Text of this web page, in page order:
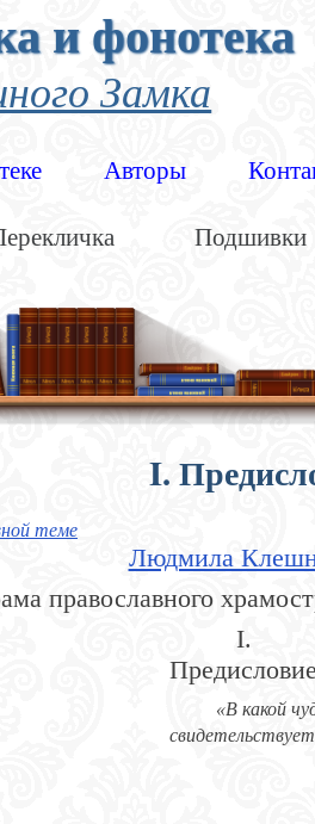
и фонотека
Замка
Авторы
Подшивки
I.
теме
Людмила
православного
I.
Предисловие
«В какой